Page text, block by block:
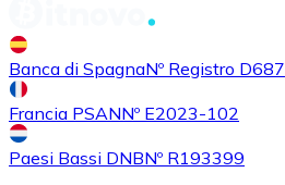
Banca di SpagnaNº Registro D687
Francia PSANNº E2023-102
Paesi Bassi DNBNº R193399